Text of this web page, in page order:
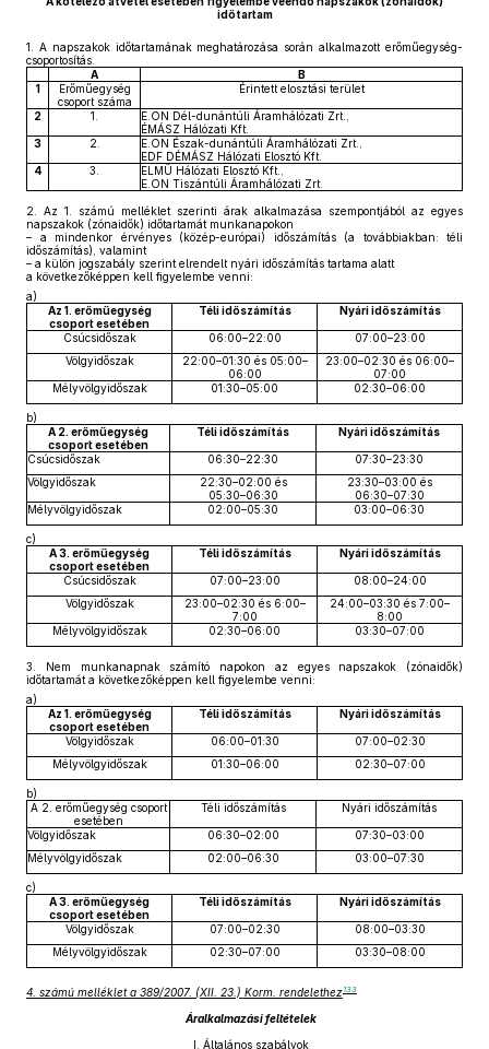
időtartam
1.
A napszakok időtartamának meghatározása során alkalmazott erőműegység-
csoportosítás.
A
B
1
Erőműegység
csoport száma
Érintett elosztási terület
2 1.
E.ON Dél-dunántúli Áramhálózati Zrt.,
ÉMÁSZ Hálózati Kft.
3
2.
E.ON Észak-dunántúli Áramhálózati Zrt.,
EDF DÉMÁSZ Hálózati Elosztó Kft.
4
3.
ELMŰ Hálózati Elosztó Kft.,
E.ON Tiszántúli Áramhálózati Zrt.
2.
Az 1. számú melléklet szerinti árak alkalmazása szempontjából az egyes
napszakok (zónaidők) időtartamát munkanapokon
– a mindenkor érvényes (közép-európai) időszámítás (a továbbiakban: téli
időszámítás), valamint
– a külön jogszabály szerint elrendelt nyári időszámítás tartama alatt
a következőképpen kell figyelembe venni:
a)
Az 1. erőműegység
csoport esetében
Téli időszámítás Nyári időszámítás
Csúcsidőszak 06:00–22:00
07:00–23:00
Völgyidőszak
22:00–01:30 és 05:00–
06:00
23:00–02:30 és 06:00–
07:00
Mélyvölgyidőszak
01:30–05:00 02:30–06:00
b)
A 2. erőműegység
csoport esetében
Téli időszámítás Nyári időszámítás
Csúcsidőszak 06:30–22:30
07:30–23:30
Völgyidőszak
22:30–02:00 és
05:30–06:30
23:30–03:00 és
06:30–07:30
Mélyvölgyidőszak
02:00–05:30 03:00–06:30
c)
A 3. erőműegység
csoport esetében
Téli időszámítás Nyári időszámítás
Csúcsidőszak 07:00–23:00
08:00–24:00
Völgyidőszak
23:00–02:30 és 6:00–
7:00
24:00–03:30 és 7:00–
8:00
Mélyvölgyidőszak
02:30–06:00 03:30–07:00
3.
Nem munkanapnak számító napokon az egyes napszakok (zónaidők)
időtartamát a következőképpen kell figyelembe venni:
a)
Az 1. erőműegység
csoport esetében
Téli időszámítás Nyári időszámítás
Völgyidőszak 06:00–01:30
07:00–02:30
Mélyvölgyidőszak
01:30–06:00 02:30–07:00
b)
A 2. erőműegység csoport
esetében
Téli időszámítás Nyári időszámítás
Völgyidőszak 06:30–02:00
07:30–03:00
Mélyvölgyidőszak
02:00–06:30 03:00–07:30
c)
A 3. erőműegység
csoport esetében
Téli időszámítás Nyári időszámítás
Völgyidőszak 07:00–02:30
08:00–03:30
Mélyvölgyidőszak
02:30–07:00 03:30–08:00
4. számú melléklet a 389/2007. (XII. 23.) Korm. rendelethez133
Áralkalmazási feltételek
I. Általános szabályok